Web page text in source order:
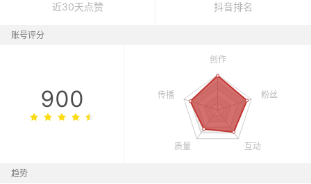
近30天点赞 抖音排名
账号评分
900
趋势